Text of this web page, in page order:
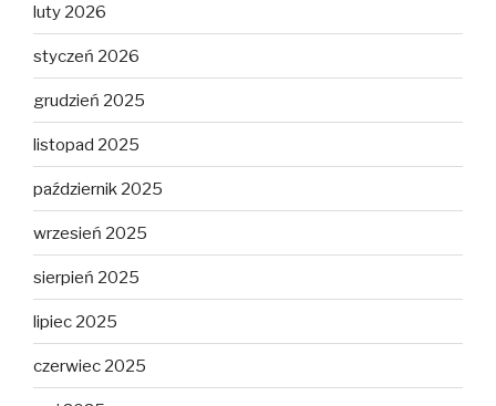
luty 2026
styczeń 2026
grudzień 2025
listopad 2025
październik 2025
wrzesień 2025
sierpień 2025
lipiec 2025
czerwiec 2025